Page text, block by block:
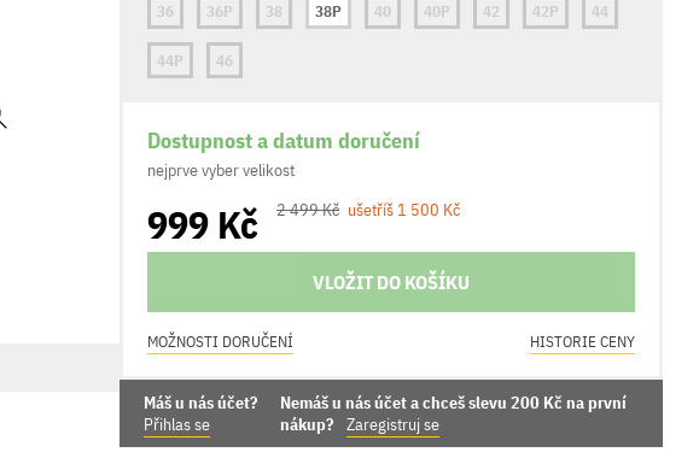
36
36P 38 38P 40 40P 42 42P 44
44P 46
Dostupnost a datum doručení
nejprve vyber velikost
999 Kč 2 499 Kč ušetříš 1 500 Kč
VLOŽIT DO KOŠÍKU
MOŽNOSTI DORUČENÍ HISTORIE CENY
Máš u nás účet?
Přihlas se
Nemáš u nás účet a chceš slevu 200 Kč na první
nákup?
Zaregistruj se